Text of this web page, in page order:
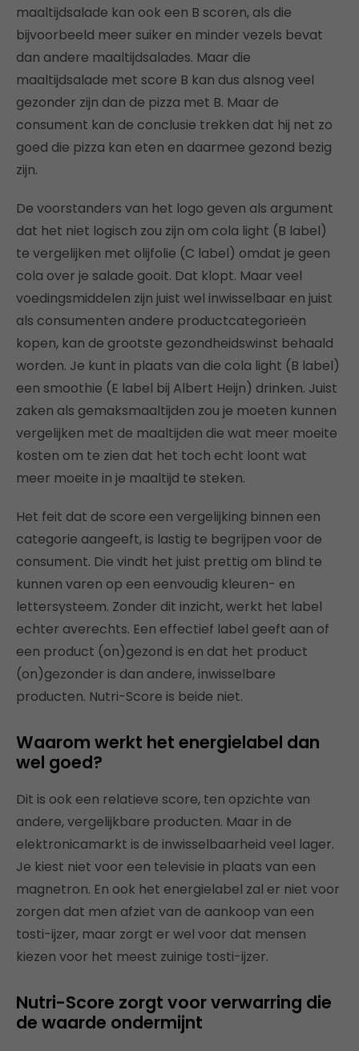
maaltijdsalade kan ook een B scoren, als die
bijvoorbeeld meer suiker en minder vezels bevat
dan andere maaltijdsalades. Maar die
maaltijdsalade met score B kan dus alsnog veel
gezonder zijn dan de pizza met B. Maar de
consument kan de conclusie trekken dat hij net zo
goed die pizza kan eten en daarmee gezond bezig
zijn.
De voorstanders van het logo geven als argument
dat het niet logisch zou zijn om cola light (B label)
te vergelijken met olijfolie (C label) omdat je geen
cola over je salade gooit. Dat klopt. Maar veel
voedingsmiddelen zijn juist wel inwisselbaar en juist
als consumenten andere productcategorieën
kopen, kan de grootste gezondheidswinst behaald
worden. Je kunt in plaats van die cola light (B label)
een smoothie (E label bij Albert Heijn) drinken. Juist
zaken als gemaksmaaltijden zou je moeten kunnen
vergelijken met de maaltijden die wat meer moeite
kosten om te zien dat het toch echt loont wat
meer moeite in je maaltijd te steken.
Het feit dat de score een vergelijking binnen een
categorie aangeeft, is lastig te begrijpen voor de
consument. Die vindt het juist prettig om blind te
kunnen varen op een eenvoudig kleuren- en
lettersysteem. Zonder dit inzicht, werkt het label
echter averechts. Een effectief label geeft aan of
een product (on)gezond is en dat het product
(on)gezonder is dan andere, inwisselbare
producten. Nutri-Score is beide niet.
Waarom werkt het energielabel dan
wel goed?
Dit is ook een relatieve score, ten opzichte van
andere, vergelijkbare producten. Maar in de
elektronicamarkt is de inwisselbaarheid veel lager.
Je kiest niet voor een televisie in plaats van een
magnetron. En ook het energielabel zal er niet voor
zorgen dat men afziet van de aankoop van een
tosti-ijzer, maar zorgt er wel voor dat mensen
kiezen voor het meest zuinige tosti-ijzer.
Nutri-Score zorgt voor verwarring die
de waarde ondermijnt